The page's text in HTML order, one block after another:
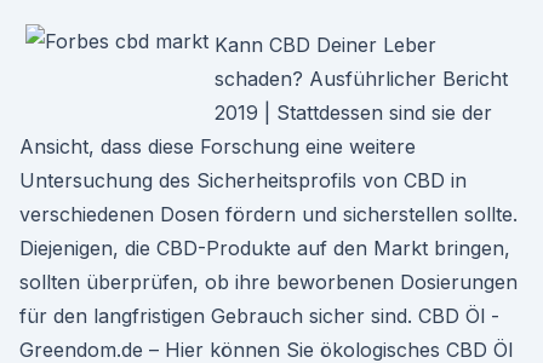
Kann CBD Deiner Leber
schaden? Ausführlicher Bericht
2019 | Stattdessen sind sie der
Ansicht, dass diese Forschung eine weitere
Untersuchung des Sicherheitsprofils von CBD in
verschiedenen Dosen fördern und sicherstellen sollte.
Diejenigen, die CBD-Produkte auf den Markt bringen,
sollten überprüfen, ob ihre beworbenen Dosierungen
für den langfristigen Gebrauch sicher sind. CBD Öl -
Greendom.de – Hier können Sie ökologisches CBD Öl